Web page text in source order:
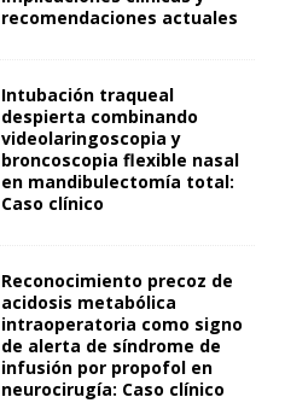
recomendaciones actuales
Intubación traqueal
despierta combinando
videolaringoscopia y
broncoscopia flexible nasal
en mandibulectomía total:
Caso clínico
Reconocimiento precoz de
acidosis metabólica
intraoperatoria como signo
de alerta de síndrome de
infusión por propofol en
neurocirugía: Caso clínico